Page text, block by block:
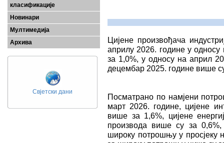
класификације
Новинари
Мултимедија
Архива
Свјетски дани
Цијенe произвођачa
априлу 2026. године у
за 1,0%, у односу на април
децембар 2025. године више
Посматрано по намјени
март 2026. године, цијене
више за 1,6%, цијене
производа више су за 0,6%,
широку потрошњу у просјеку